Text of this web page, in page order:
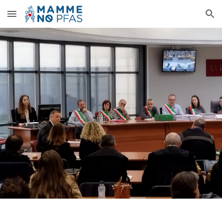
Skip to main content Skip to navigation